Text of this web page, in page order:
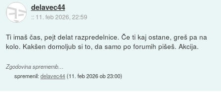
delavec44
:: 11. feb 2026, 22:59
Ti imaš čas, pejt delat razpredelnice. Če ti kaj ostane, greš pa na
kolo. Kakšen domoljub si to, da samo po forumih pišeš. Akcija.
Zgodovina sprememb…
spremenil:delavec44(11. feb 2026 ob 23:00)